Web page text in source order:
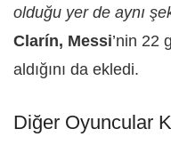
olduğu yer de aynı
Clarín, Messi’nin 22
aldığını da ekledi.
Diğer Oyuncular